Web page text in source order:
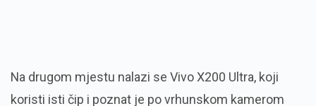
Na drugom mjestu nalazi se Vivo X200 Ultra, koji
koristi isti čip i poznat je po vrhunskom kamerom